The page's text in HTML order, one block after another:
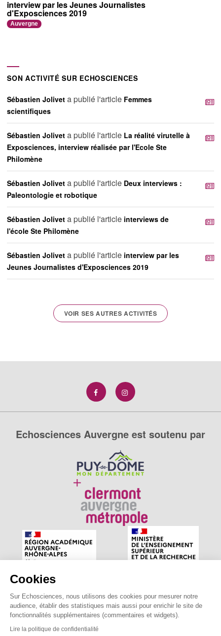
Cookies
Sur Echosciences, nous utilisons des cookies pour mesurer notre
audience, établir des statistiques mais aussi pour enrichir le site de
fonctionnalités supplémentaires (commentaires et widgets).
Lire la politique de confidentialité
interview par les Jeunes Journalistes
d'Exposciences 2019
Auvergne
SON ACTIVITÉ SUR ECHOSCIENCES
Sébastien Jolivet a publié l'article Femmes
scientifiques
Sébastien Jolivet a publié l'article La réalité virutelle à
Exposciences, interview réalisée par l'Ecole Ste
Philomène
Sébastien Jolivet a publié l'article Deux interviews :
Paleontologie et robotique
Sébastien Jolivet a publié l'article interviews de
l'école Ste Philomène
Sébastien Jolivet a publié l'article interview par les
Jeunes Journalistes d'Exposciences 2019
VOIR SES AUTRES ACTIVITÉS
Echosciences Auvergne est soutenu par
Echosciences Auvergne est le réseau social des amateurs
de sciences et de technologies du territoire. Propulsé par
astu'sciences.